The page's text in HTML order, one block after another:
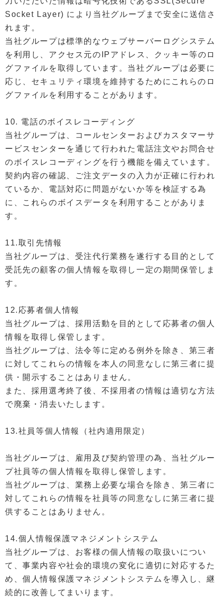
Socket Layer) により当社グループまで安全に送信さ
れます。
当社グループは標準的なウェブサーバーログシステム
を利用し、アクセス元のIPアドレス、クッキー等のロ
グファイルを取得しています。当社グループは必要に
応じ、セキュリティ環境を維持するためにこれらのロ
グファイルを利用することがあります。
10. 電話のボイスレコーディング
当社グループは、コールセンターおよびカスタマーサ
ービスセンターを通じて行われた電話注文やお問合せ
のボイスレコーディングを行う機能を備えています。
契約内容の確認、ご注文データの入力が正確に行われ
ているか、電話対応に問題がないか等を検証する為
に、これらのボイスデータを利用することがありま
す。
11.取引先情報
当社グループは、受注代行業務を遂行する目的として
受託先の顧客の個人情報を取得し一定の期間保管しま
す。
12.応募者個人情報
当社グループは、採用活動を目的として応募者の個人
情報を取得し保管します。
当社グループは、法令等に定める例外を除き、第三者
に対してこれらの情報を本人の同意なしに第三者に提
供・開示することはありません。
また、採用選考終了後、不採用者の情報は適切な方法
で廃棄・消去いたします。
13.社員等個人情報（社内適用限定）
当社グループは、雇用及び契約管理の為、当社グルー
プ社員等の個人情報を取得し保管します。
当社グループは、業務上必要な場合を除き、第三者に
対してこれらの情報を社員等の同意なしに第三者に提
供することはありません。
14.個人情報保護マネジメントシステム
当社グループは、お客様の個人情報の取扱いについ
て、事業内容や社会的環境の変化に適切に対応するた
め、個人情報保護マネジメントシステムを導入し、継
続的に改善してまいります。